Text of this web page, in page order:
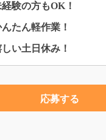
験の方もOK！
たん軽作業！
い土日休み！
応募する